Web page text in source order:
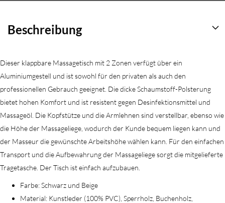
Beschreibung
Dieser klappbare Massagetisch mit 2 Zonen verfügt über ein
Aluminiumgestell und ist sowohl für den privaten als auch den
professionellen Gebrauch geeignet. Die dicke Schaumstoff-Polsterung
bietet hohen Komfort und ist resistent gegen Desinfektionsmittel und
Massageöl. Die Kopfstütze und die Armlehnen sind verstellbar, ebenso wie
die Höhe der Massageliege, wodurch der Kunde bequem liegen kann und
der Masseur die gewünschte Arbeitshöhe wählen kann. Für den einfachen
Transport und die Aufbewahrung der Massageliege sorgt die mitgelieferte
Tragetasche. Der Tisch ist einfach aufzubauen.
Farbe: Schwarz und Beige
Material: Kunstleder (100% PVC), Sperrholz, Buchenholz,